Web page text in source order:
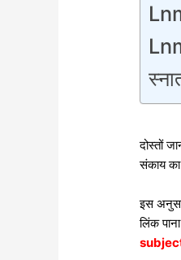
दोस्तों
संकाय का
इस
लिंक
subject